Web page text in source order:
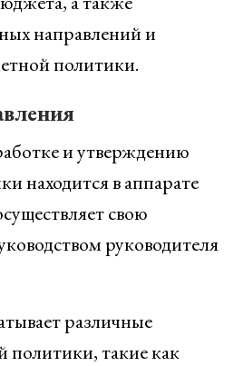
направлений и
политики.
и утверждению
находится в аппарате
свою
руководителя
различные
такие как